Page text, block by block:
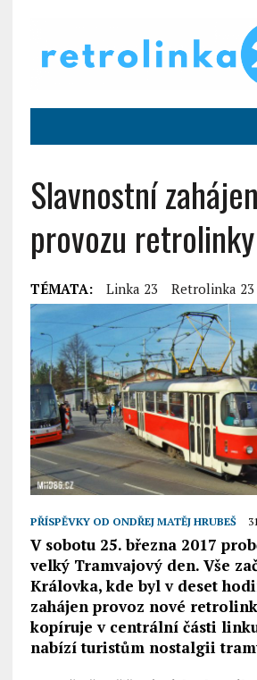
Slavnostní
provozu
TÉMATA: Linka 23 Retrolinka 23
PŘÍSPĚVKY OD ONDŘEJ MATĚJ HRUBEŠ
V sobotu 25. března 2017
velký Tramvajový den. Vše
Královka, kde byl v deset
zahájen provoz nové
kopíruje v centrální části
nabízí turistům nostalgii